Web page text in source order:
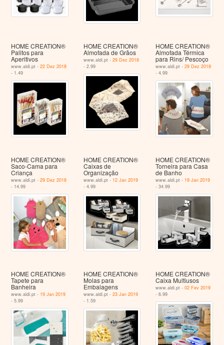
HOME CREATION®
Palitos para
Aperitivos
www.aldi.pt -22 Dez 2018
- 1.49
HOME CREATION®
Almofada de Grãos
www.aldi.pt - 29 Dez 2018
- 2.99
HOME CREATION®
Almofada Térmica
para Rins/ Pescoço
www.aldi.pt -29 Dez 2018
- 4.99
HOME CREATION®
Saco-Cama para
Criança
www.aldi.pt -29 Dez 2018
- 14.99
HOME CREATION®
Caixas de
Organização
www.aldi.pt - 12 Jan 2019
- 4.99
HOME CREATION®
Torneira para Casa
de Banho
www.aldi.pt - 19 Jan 2019
- 34.99
HOME CREATION®
Tapete para
Banheira
www.aldi.pt - 19 Jan 2019
- 5.99
HOME CREATION®
Molas para
Embalagens
www.aldi.pt - 23 Jan 2019
- 1.59
HOME CREATION®
Caixa Multiusos
www.aldi.pt -02 Fev 2019
- 6.99